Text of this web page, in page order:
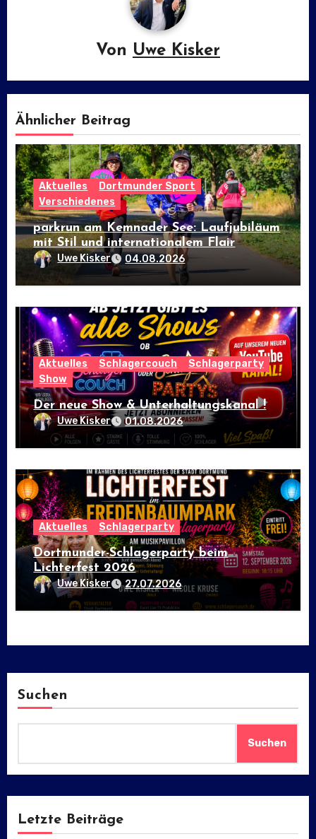
Von Uwe Kisker
Ähnlicher Beitrag
Aktuelles
Dortmunder Sport
Verschiedenes
parkrun am Kemnader See: Laufjubiläum
mit Stil und internationalem Flair
Uwe Kisker 04.08.2026
Aktuelles Schlagercouch
Schlagerparty
Show
Der neue Show & Unterhaltungskanal !
Uwe Kisker 01.08.2026
Aktuelles Schlagerparty
Dortmunder-Schlagerparty beim
Lichterfest 2026
Uwe Kisker 27.07.2026
Suchen
Suchen
Letzte Beiträge